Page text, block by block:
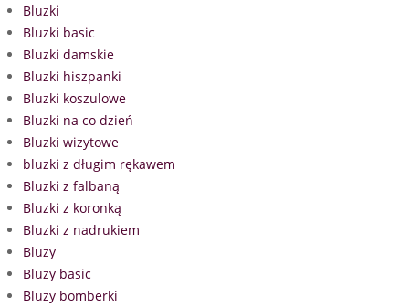
Bluzki
Bluzki basic
Bluzki damskie
Bluzki hiszpanki
Bluzki koszulowe
Bluzki na co dzień
Bluzki wizytowe
bluzki z długim rękawem
Bluzki z falbaną
Bluzki z koronką
Bluzki z nadrukiem
Bluzy
Bluzy basic
Bluzy bomberki